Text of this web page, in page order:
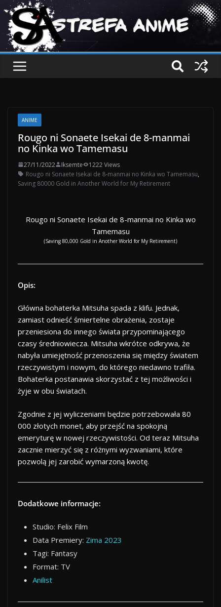
ANIME
Rougo ni Sonaete Isekai de 8-manmai
no Kinka wo Tamemasu
27/11/2022 Iksemte
1222 Views
Rougo ni Sonaete Isekai de 8-manmai no Kinka wo Tamemasu,
Saving 80000 Gold in Another World for My Retirement
Rougo ni Sonaete Isekai de 8-manmai no Kinka wo
Tamemasu
(Saving 80,000 Gold in Another World for My Retirement)
Opis:
Główna bohaterka Mitsuha spada z klifu. Jednak,
zamiast odnieść śmiertelne obrażenia, zostaje
przeniesiona do innego świata przypominającego
czasy średniowiecza. Mitsuha wkrótce odkrywa, że
nabyła umiejętność przenoszenia się między światem
rzeczywistym i nowym, do którego niedawno trafiła.
Bohaterka postanawia skorzystać z tej możliwości i
żyje w obu światach.
Zgodnie z jej wyliczeniami będzie potrzebowała 80
000 złotych monet, aby przejść na spokojną
emeryturę w nowej rzeczywistości. Od teraz Mitsuha
zacznie mierzyć się z różnymi wyzwaniami, które
pozwolą jej zarobić wymarzoną kwotę.
Dodatkowe informacje:
Studio: Felix Film
Data Premiery: Zima 2023
Tagi: Fantasy
Format: TV
Anilist